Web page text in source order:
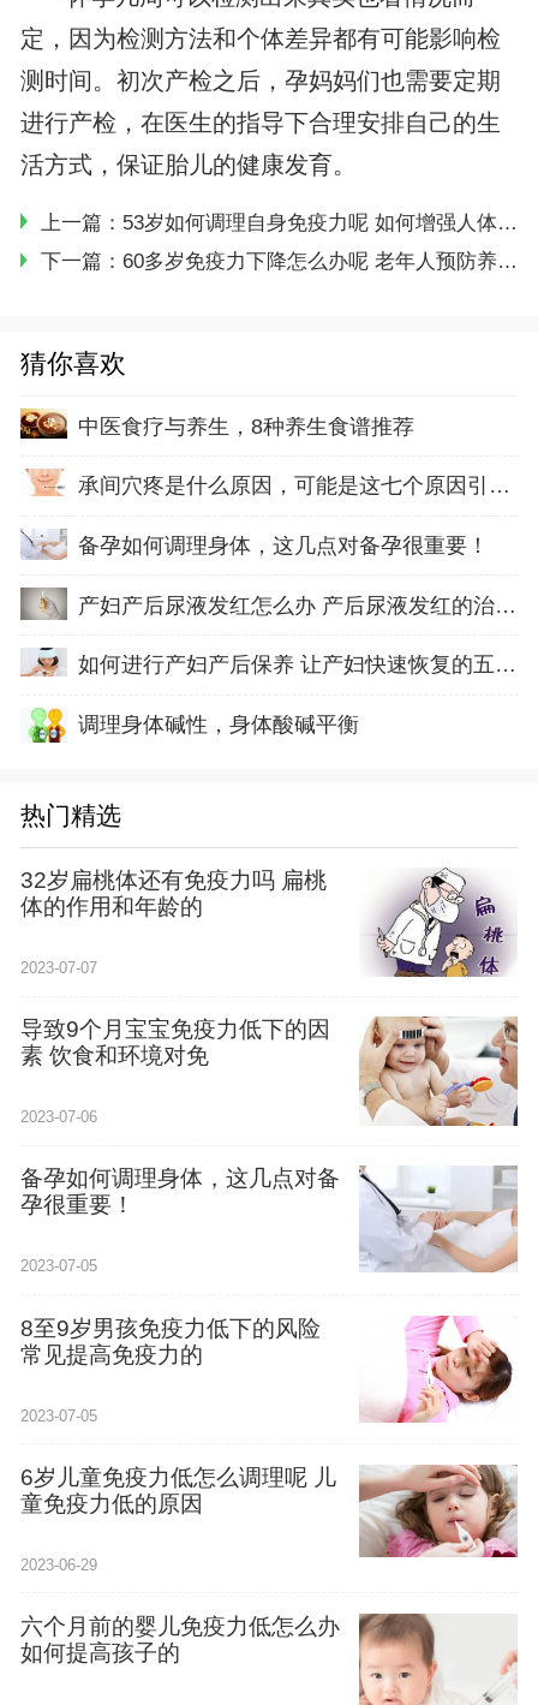
定，因为检测方法和个体差异都有可能影响检
测时间。初次产检之后，孕妈妈们也需要定期
进行产检，在医生的指导下合理安排自己的生
活方式，保证胎儿的健康发育。
上一篇： 53岁如何调理自身免疫力呢 如何增强人体免疫力
下一篇： 60多岁免疫力下降怎么办呢 老年人预防养护和治疗免疫力的方法
猜你喜欢
中医食疗与养生，8种养生食谱推荐
承间穴疼是什么原因，可能是这七个原因引起的
备孕如何调理身体，这几点对备孕很重要！
产妇产后尿液发红怎么办 产后尿液发红的治疗方
如何进行产妇产后保养 让产妇快速恢复的五方面
调理身体碱性，身体酸碱平衡
热门精选
32岁扁桃体还有免疫力吗 扁桃
体的作用和年龄的
2023-07-07
导致9个月宝宝免疫力低下的因
素 饮食和环境对免
2023-07-06
备孕如何调理身体，这几点对备
孕很重要！
2023-07-05
8至9岁男孩免疫力低下的风险
常见提高免疫力的
2023-07-05
6岁儿童免疫力低怎么调理呢 儿
童免疫力低的原因
2023-06-29
六个月前的婴儿免疫力低怎么办
如何提高孩子的